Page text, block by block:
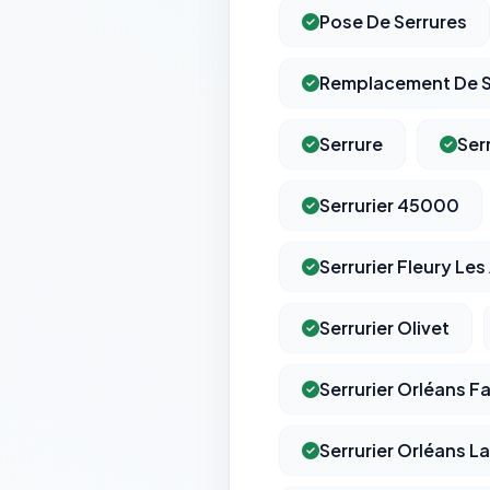
Pose De Serrures
Remplacement De
Serrure
Serrurier 45000
Serrurier Fleury
Serrurier Olivet
Serrurier Orléans
Serrurier Orléans